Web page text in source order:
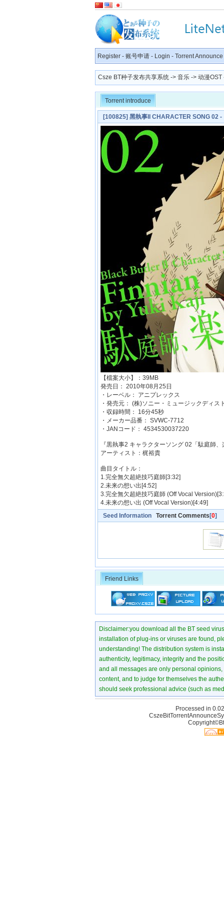
Register - 账号申请 - Login - Torrent Announce
Csze BT种子发布共享系统 -> 音乐 -> 动漫OST
Torrent introduce
[100825] 黑執事II CHARACTER SONG 02 -
【檔案大小】：39MB
発売日： 2010年08月25日
・レーベル： アニプレックス
・発売元： (株)ソニー・ミュージックディス
・収録時間： 16分45秒
・メーカー品番： SVWC-7712
・JANコード： 4534530037220
『黒執事2 キャラクターソング 02「駄庭師
アーティスト：梶裕貴
曲目タイトル：
1.完全無欠超絶技巧庭師[3:32]
2.未来の想い出[4:52]
3.完全無欠超絶技巧庭師 (Off Vocal
4.未来の想い出 (Off Vocal Version)[4:49]
Seed Information Torrent Comments [0]
Friend Links
Disclaimer:you download all the BT seed
installation of plug-ins or viruses are found,
understanding! The distribution system is
authenticity, legitimacy, integrity and the
and all messages are only personal
content, and to judge for themselves the
should seek professional advice (such as
Processed in